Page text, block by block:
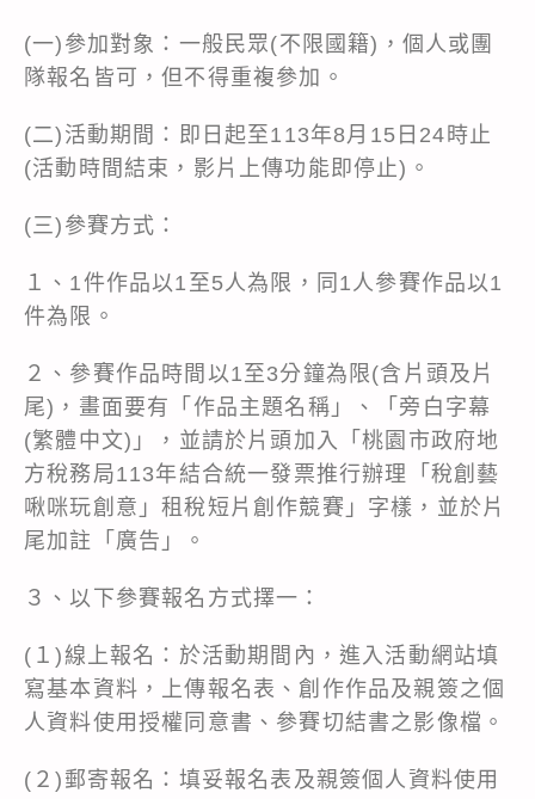
(一)參加對象：一般民眾(不限國籍)，個人或團
隊報名皆可，但不得重複參加。
(二)活動期間：即日起至113年8月15日24時止
(活動時間結束，影片上傳功能即停止)。
(三)參賽方式：
１、1件作品以1至5人為限，同1人參賽作品以1
件為限。
２、參賽作品時間以1至3分鐘為限(含片頭及片
尾)，畫面要有「作品主題名稱」、「旁白字幕
(繁體中文)」，並請於片頭加入「桃園市政府地
方稅務局113年結合統一發票推行辦理「稅創藝
啾咪玩創意」租稅短片創作競賽」字樣，並於片
尾加註「廣告」。
３、以下參賽報名方式擇一：
(１)線上報名：於活動期間內，進入活動網站填
寫基本資料，上傳報名表、創作作品及親簽之個
人資料使用授權同意書、參賽切結書之影像檔。
(２)郵寄報名：填妥報名表及親簽個人資料使用